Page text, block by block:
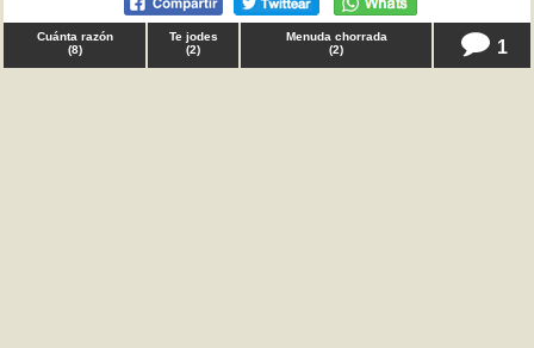
Cuánta razón
(8)
Te jodes
(2)
Menuda chorrada
(2) 1